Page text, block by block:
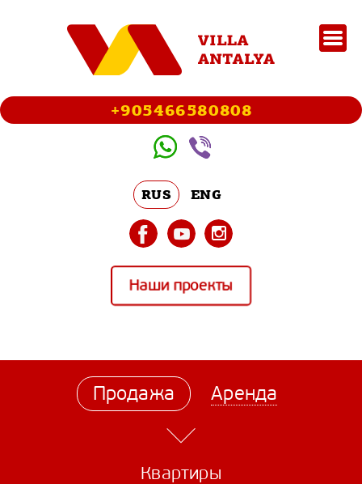
+905466580808
Наши проекты
RUS ENG
Квартиры
Продажа Аренда